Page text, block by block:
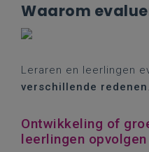
Waarom
Leraren en leerlingen
verschillende redenen.
Ontwikkeling of
leerlingen opvolgen